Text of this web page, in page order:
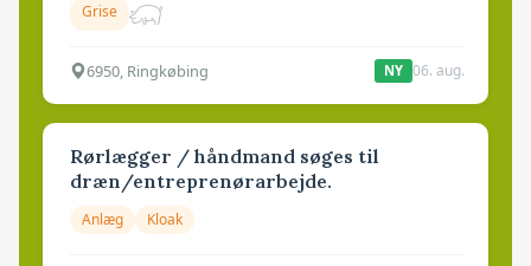
Grise
6950, Ringkøbing NY 06. aug.
Rørlægger / håndmand søges til
dræn/entreprenørarbejde.
Anlæg Kloak